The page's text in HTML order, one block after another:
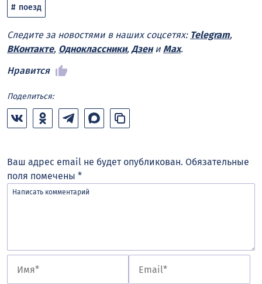
поезд
Следите за новостями в наших соцсетях: Telegram,
ВКонтакте, Одноклассники, Дзени Max.
Нравится
Поделиться:
Ваш адрес email не будет опубликован. Обязательные
поля помечены *